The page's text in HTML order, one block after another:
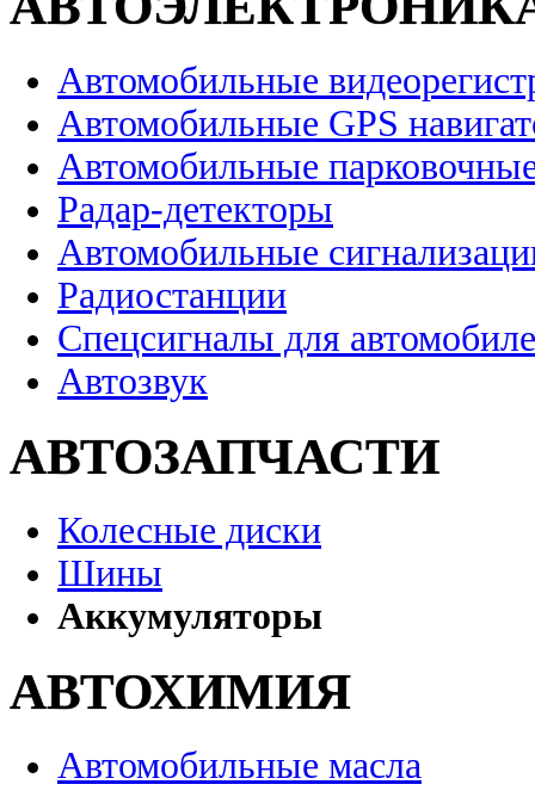
Автомобильные
Автомобильные GPS
Автомобильные
Радар-детекторы
Автомобильные
Радиостанции
Спецсигналы для
Автозвук
АВТОЗАПЧАСТИ
Колесные диски
Шины
Аккумуляторы
АВТОХИМИЯ
Автомобильные масла